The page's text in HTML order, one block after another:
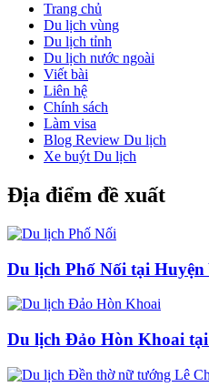
Trang chủ
Du lịch vùng
Du lịch tỉnh
Du lịch nước ngoài
Viết bài
Liên hệ
Chính sách
Làm visa
Blog Review Du lịch
Xe buýt Du lịch
Địa điểm đề xuất
Du lịch Phố Nối tại
Du lịch Đảo Hòn Khoai